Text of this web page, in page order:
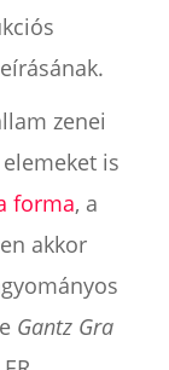
zenei
is
forma, a
akkor
Gantz Gra